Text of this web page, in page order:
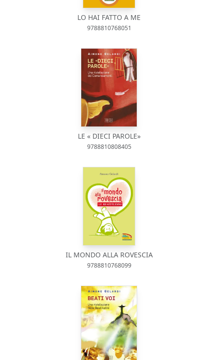
LO HAI FATTO A ME
9788810768051
LE « DIECI PAROLE»
9788810808405
IL MONDO ALLA ROVESCIA
9788810768099